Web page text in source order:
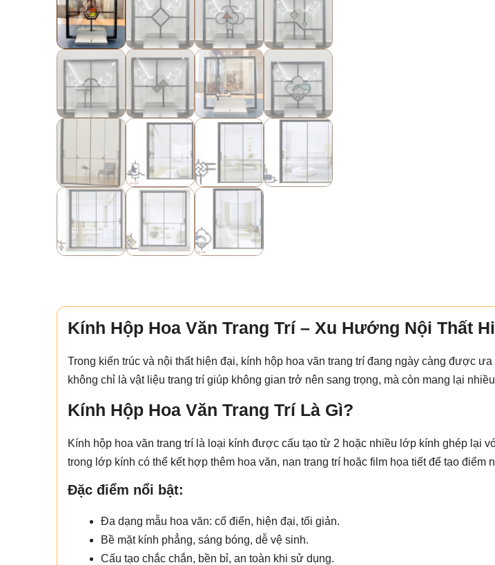
Kính Hộp Hoa Văn Trang Trí – Xu Hướng Nội Thất
Trong kiến trúc và nội thất hiện đại, kính hộp hoa văn trang trí đang ngày càng được
không chỉ là vật liệu trang trí giúp không gian trở nên sang trọng, mà còn mang lại
Kính Hộp Hoa Văn Trang Trí Là Gì?
Kính hộp hoa văn trang trí là loại kính được cấu tạo từ 2 hoặc nhiều lớp kính ghép lại
trong lớp kính có thể kết hợp thêm hoa văn, nan trang trí hoặc film họa tiết để tạo điểm
Đặc điểm nổi bật:
Đa dạng mẫu hoa văn: cổ điển, hiện đại, tối giản.
Bề mặt kính phẳng, sáng bóng, dễ vệ sinh.
Cấu tạo chắc chắn, bền bỉ, an toàn khi sử dụng.